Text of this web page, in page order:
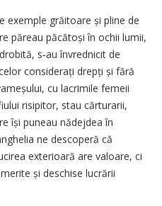
exemple grăitoare și pline de
păreau păcătoși în ochii lumii,
s‑au învrednicit de
considerați drepți și fără
cu lacrimile femeii
risipitor, stau cărturarii,
își puneau nădejdea în
ne descoperă că
exterioară are valoare, ci
și deschise lucrării